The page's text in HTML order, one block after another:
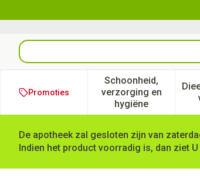
Product, merk, categorie...
Promoties
Schoonheid,
verzorging en
hygiëne
Toon submenu
De apotheek zal gesloten zijn van
Indien het product voorradig is, dan ziet